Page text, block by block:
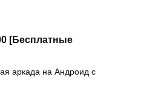
[Бесплатные
аркада на Андроид с